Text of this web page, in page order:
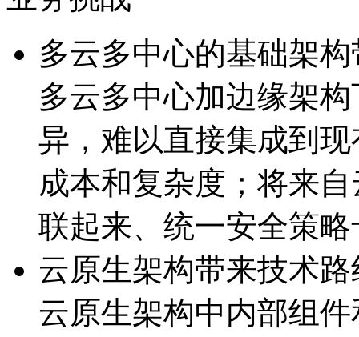
多云多中心的基础架
多云多中心加边缘架构
异，难以直接集成到
成本和复杂度；将来自
联起来、统一安全策
云原生架构带来技术
云原生架构中内部组